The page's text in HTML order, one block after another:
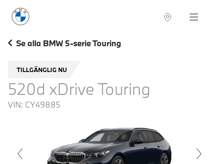
BMW Sverige Navigation
Se alla BMW 5-serie Touring
TILLGÄNGLIG NU
520d xDrive Touring
VIN: CY49885